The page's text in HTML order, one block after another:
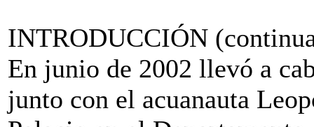
INTRODUCCIÓN
En junio de 2002 llevó a
junto con el acuanauta